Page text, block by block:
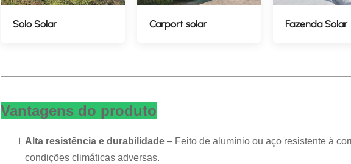
Solo Solar Carport solar Fazenda Solar
Vantagens do produto
Alta resistência e durabilidade – Feito de alumínio ou aço resistente à
condições climáticas adversas.